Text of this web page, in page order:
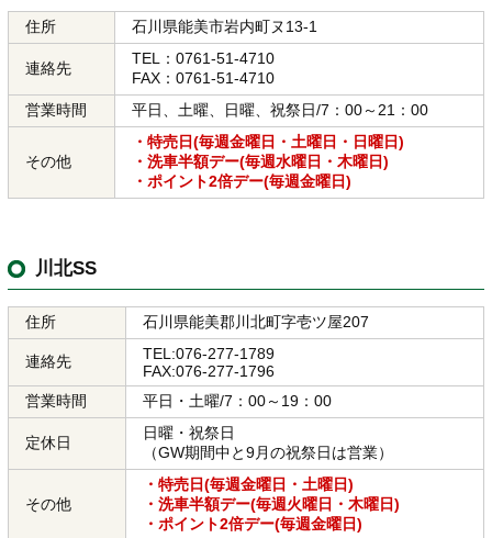
住所 石川県能美市岩内町ヌ13-1
連絡先
TEL：0761-51-4710
FAX：0761-51-4710
営業時間
平日、土曜、日曜、祝祭日/7：00～21：00
その他
・特売日(毎週金曜日・土曜日・日曜日)
・洗車半額デー(毎週水曜日・木曜日)
・ポイント2倍デー(毎週金曜日)
川北SS
住所 石川県能美郡川北町字壱ツ屋207
連絡先
TEL:076-277-1789
FAX:076-277-1796
営業時間
平日・土曜/7：00～19：00
定休日
日曜・祝祭日
（GW期間中と9月の祝祭日は営業）
その他
・特売日(毎週金曜日・土曜日)
・洗車半額デー(毎週火曜日・木曜日)
・ポイント2倍デー(毎週金曜日)